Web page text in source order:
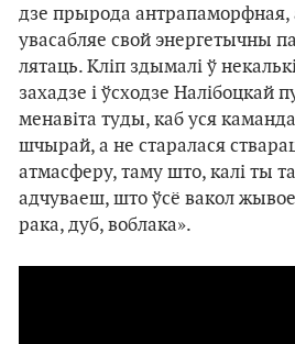
дзе прырода антрапаморфная,
увасабляе свой энергетычны
лятаць. Кліп здымалі ў
захадзе і ўсходзе Налібоцкай
менавіта туды, каб уся
шчырай, а не старалася
атмасферу, таму што, калі ты
адчуваеш, што ўсё вакол
рака, дуб, воблака».